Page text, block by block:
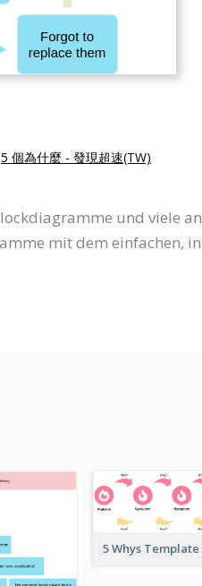
5 個為什麼 - 發現超速(TW)
und viele
mit dem einfachen,
5 Whys Template